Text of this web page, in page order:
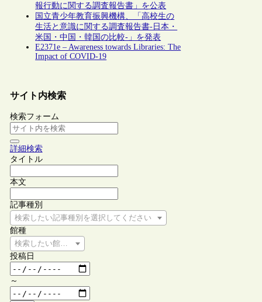
報行動に関する調査報告書」を公表
国立青少年教育振興機構、「高校生の
生活と意識に関する調査報告書-日本・
米国・中国・韓国の比較-」を発表
E2371e – Awareness towards Libraries: The
Impact of COVID-19
サイト内検索
検索フォーム
詳細検索
タイトル
本文
記事種別
検索したい記事種別を選択してください
館種
検索したい館種を選択してください
投稿日
～